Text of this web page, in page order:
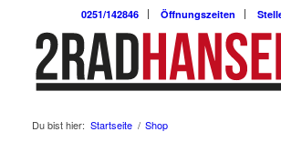
0251/142846 Öffnungszeiten
Du bist hier: Startseite / Shop